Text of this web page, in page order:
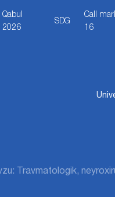
Qabul
2026
SDG
Call
16
Travmatologik,